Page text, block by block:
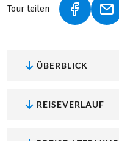
Tour teilen (LINK
ÜBERBLICK
REISEVERLAUF